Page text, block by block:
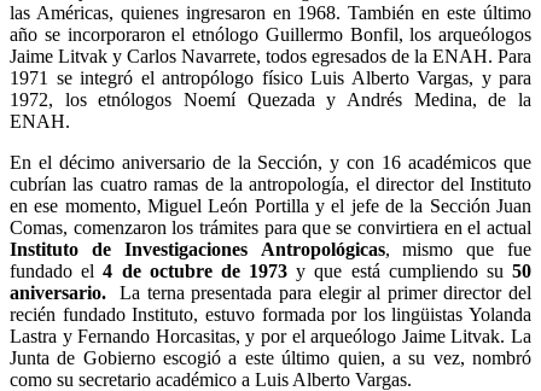
las Américas, quienes ingresaron en 1968. También en este último
año se incorporaron el etnólogo Guillermo Bonfil, los arqueólogos
Jaime Litvak y Carlos Navarrete, todos egresados de la ENAH. Para
1971 se integró el antropólogo físico Luis Alberto Vargas, y para
1972, los etnólogos Noemí Quezada y Andrés Medina, de la
ENAH.
En el décimo aniversario de la Sección, y con 16 académicos que
cubrían las cuatro ramas de la antropología, el director del Instituto
en ese momento, Miguel León Portilla y el jefe de la Sección Juan
Comas, comenzaron los trámites para que se convirtiera en el actual
Instituto de Investigaciones
Antropológicas, mismo que fue
fundado el4 de octubre de 1973y que está cumpliendo su 50
aniversario.
La terna presentada para elegir al primer director del
recién fundado Instituto, estuvo formada por los lingüistas Yolanda
Lastra y Fernando Horcasitas, y por el arqueólogo Jaime Litvak. La
Junta de Gobierno escogió a este último quien, a su vez, nombró
como su secretario académico a Luis Alberto Vargas.